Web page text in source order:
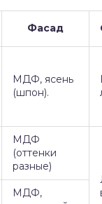
Фасад
МДФ, ясень
(шпон).
МДФ
(оттенки
разные)
МДФ,